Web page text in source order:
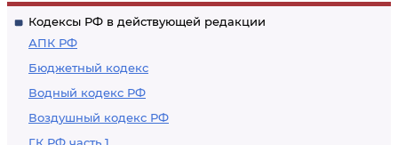
Кодексы РФ в действующей редакции
АПК РФ
Бюджетный кодекс
Водный кодекс РФ
Воздушный кодекс РФ